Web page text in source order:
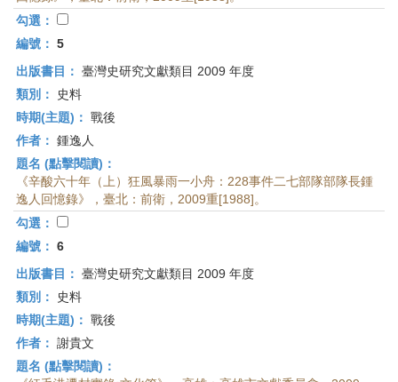
勾選：
編號： 5
出版書目： 臺灣史研究文獻類目 2009 年度
類別：
史料
時期(主題)： 戰後
作者： 鍾逸人
題名 (點擊閱讀)：
《辛酸六十年（上）狂風暴雨一小舟：228事件二七部隊部隊長鍾
逸人回憶錄》，臺北：前衛，2009重[1988]。
勾選：
編號： 6
出版書目： 臺灣史研究文獻類目 2009 年度
類別：
史料
時期(主題)： 戰後
作者： 謝貴文
題名 (點擊閱讀)：